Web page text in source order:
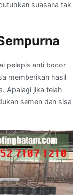
suasana tak
pelapis anti bocor
memberikan hasil
Apalagi jika telah
semen dan sisa